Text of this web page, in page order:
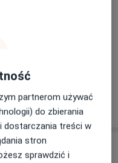
uzyskał w styczniu
razem z urologii
w
dr n med.
Polskich.
partnerom używać
do zbierania
dostarczania treści w
stron
sprawdzić i